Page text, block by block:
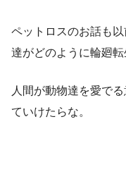
ペットロスのお話も
達がどのように輪廻転
人間が動物達を愛で
ていけたらな。